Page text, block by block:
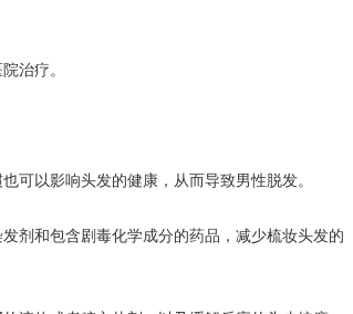
治疗。
以影响头发的健康，从而导致男性脱发。
和包含剧毒化学成分的药品，减少梳妆头发的